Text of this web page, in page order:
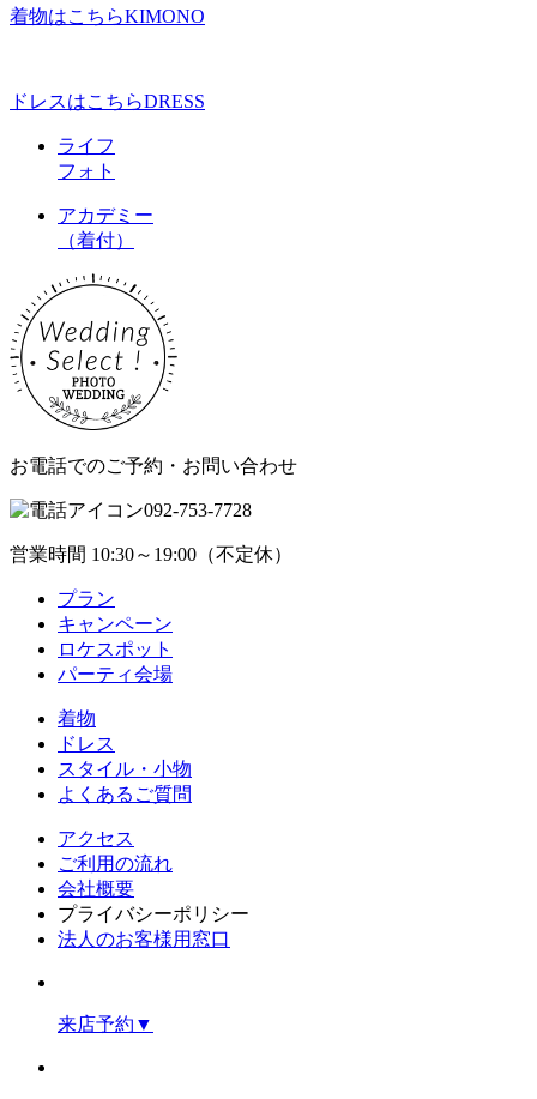
着物はこちらKIMONO
ドレスはこちらDRESS
ライフ
フォト
アカデミー
（着付）
お電話でのご予約・お問い合わせ
092-753-7728
営業時間 10:30～19:00（不定休）
プラン
キャンペーン
ロケスポット
パーティ会場
着物
ドレス
スタイル・小物
よくあるご質問
アクセス
ご利用の流れ
会社概要
プライバシーポリシー
法人のお客様用窓口
来店予約 ▼